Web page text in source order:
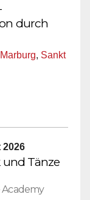
durch
Marburg, Sankt
2026
Tänze